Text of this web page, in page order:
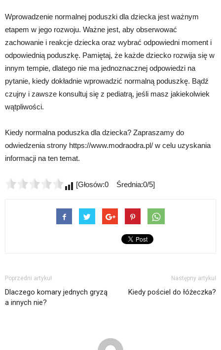
Wprowadzenie normalnej poduszki dla dziecka jest ważnym
etapem w jego rozwoju. Ważne jest, aby obserwować
zachowanie i reakcje dziecka oraz wybrać odpowiedni moment i
odpowiednią poduszkę. Pamiętaj, że każde dziecko rozwija się w
innym tempie, dlatego nie ma jednoznacznej odpowiedzi na
pytanie, kiedy dokładnie wprowadzić normalną poduszkę. Bądź
czujny i zawsze konsultuj się z pediatrą, jeśli masz jakiekolwiek
wątpliwości.
Kiedy normalna poduszka dla dziecka? Zapraszamy do
odwiedzenia strony https://www.modraodra.pl/ w celu uzyskania
informacji na ten temat.
[Głosów:0 Średnia:0/5]
Poprzedni artykuł
Dlaczego komary jednych gryzą
a innych nie?
Następny artykuł
Kiedy pościel do łóżeczka?